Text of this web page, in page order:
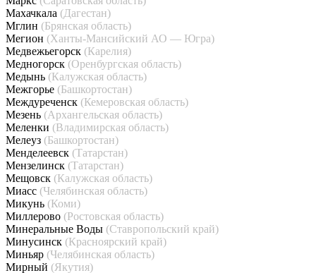
Махачкала (Дагестан)
Мглин (Брянская область)
Мегион (Ханты-Мансийский АО — Югра)
Медвежьегорск (Карелия)
Медногорск (Оренбургская область)
Медынь (Калужская область)
Межгорье (Башкортостан)
Междуреченск (Кемеровская область)
Мезень (Архангельская область)
Меленки (Владимирская область)
Мелеуз (Башкортостан)
Менделеевск (Татарстан)
Мензелинск (Татарстан)
Мещовск (Калужская область)
Миасс (Челябинская область)
Микунь (Коми)
Миллерово (Ростовская область)
Минеральные Воды (Ставропольский край)
Минусинск (Красноярский край)
Миньяр (Челябинская область)
Мирный (Якутия)